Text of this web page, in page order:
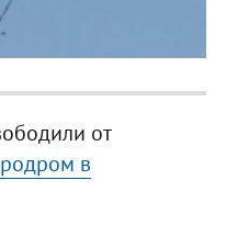
от
в